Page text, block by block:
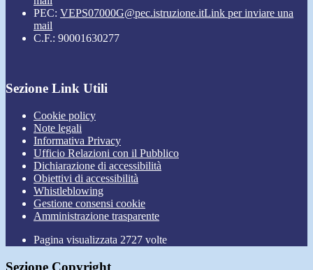
PEC: VEPS07000G@pec.istruzione.itLink per inviare una
mail
C.F.: 90001630277
Sezione Link Utili
Cookie policy
Note legali
Informativa Privacy
Ufficio Relazioni con il Pubblico
Dichiarazione di accessibilità
Obiettivi di accessibilità
Whistleblowing
Gestione consensi cookie
Amministrazione trasparente
Pagina visualizzata 2727 volte
Sezione Copyright